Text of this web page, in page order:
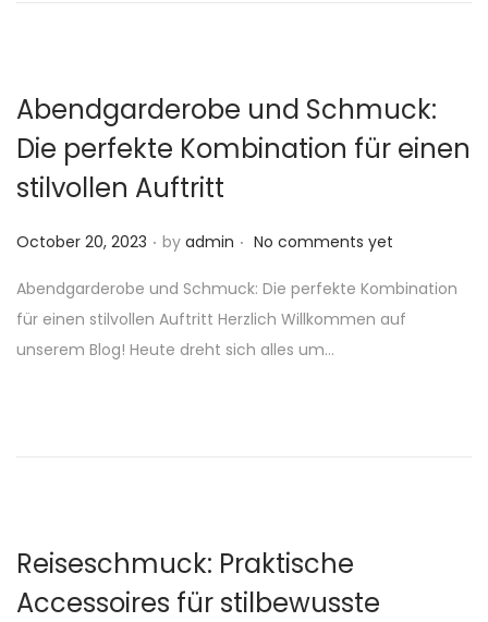
Abendgarderobe und Schmuck:
Die perfekte Kombination für einen
stilvollen Auftritt
P
s
t
e
October 20, 2023 . by admin . No comments yet
Abendgarderobe und Schmuck: Die perfekte Kombination
für einen stilvollen Auftritt Herzlich Willkommen auf
unserem Blog! Heute dreht sich alles um…
Reiseschmuck: Praktische
Accessoires für stilbewusste